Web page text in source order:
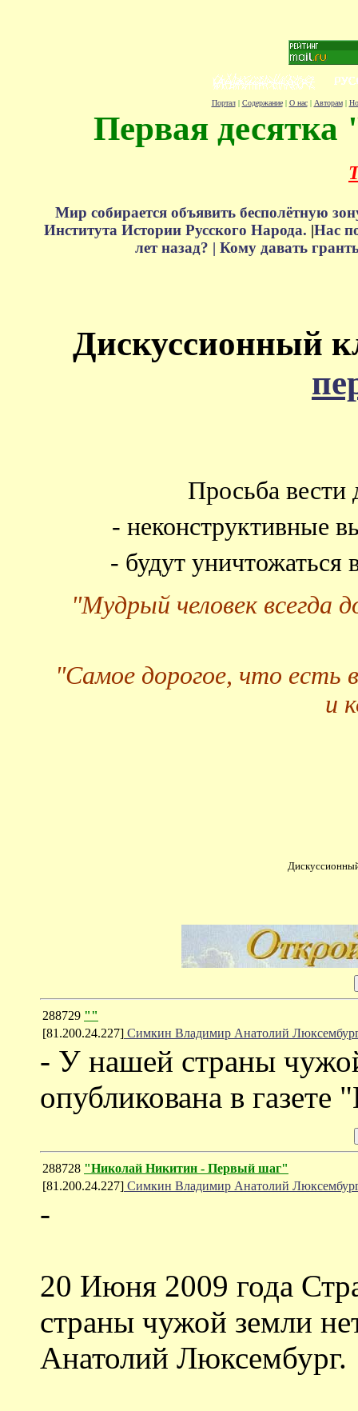
Портал| Содержание| О нас| Авторам|
Первая десятка
Мир собирается объявить бесполётную
Института Истории Русского Народа. |Нас
лет назад? | Кому давать
Дискуссионный
Просьба вести
- неконструктивные
- будут
"Мудрый человек всегда
"Самое дорогое, что есть
и
288729 ""
[81.200.24.227] Симкин Владимир Анатолий
- У нашей страны
опубликована в газете
288728 "Николай Никитин - Первый шаг"
[81.200.24.227] Симкин Владимир Анатолий
-
20 Июня 2009 года
страны чужой земли
Анатолий Люксембург.